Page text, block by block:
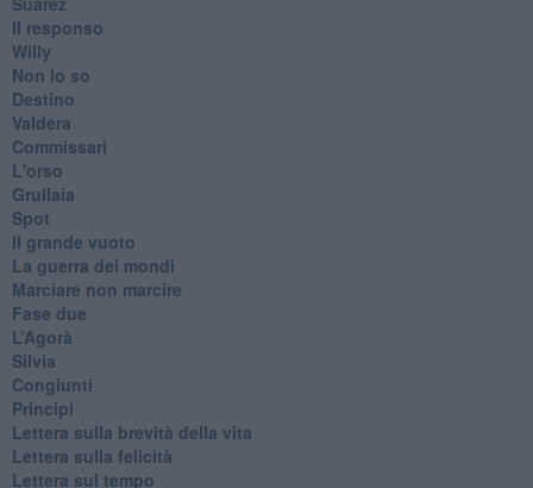
​Il responso
Willy
Non lo so
Destino
Valdera
Commissari
L'orso
Grullaia
Spot
​Il grande vuoto
​La guerra dei mondi
Marciare non marcire
Fase due
L’Agorà
Silvia
Congiunti
Principi
​Lettera sulla brevità della vita
​Lettera sulla felicità
​Lettera sul tempo